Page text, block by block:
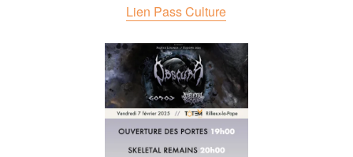
Lien Pass Culture